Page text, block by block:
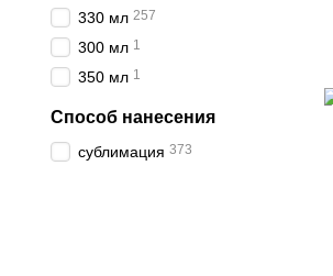
330 мл 257
300 мл 1
350 мл 1
Способ нанесения
сублимация 373